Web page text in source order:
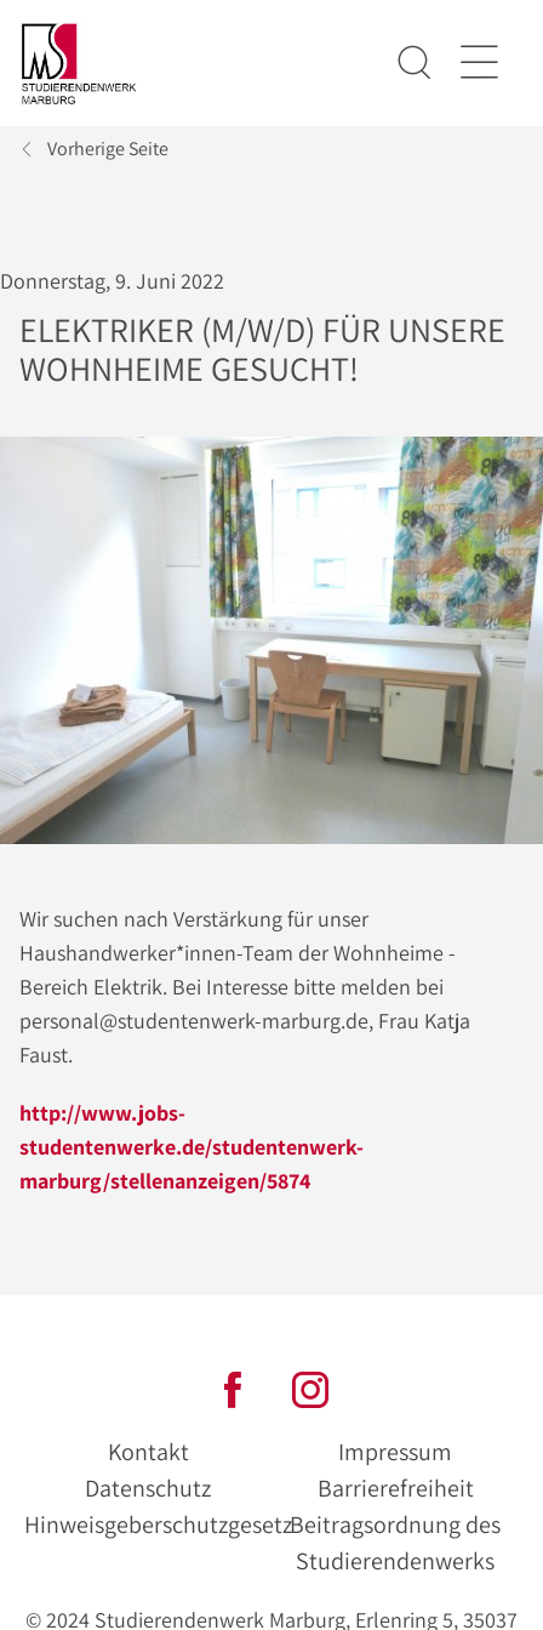
Vorherige Seite
Donnerstag, 9. Juni 2022
ELEKTRIKER (M/W/D) FÜR UNSERE
WOHNHEIME GESUCHT!
Wir suchen nach Verstärkung für unser
Haushandwerker*innen-Team der Wohnheime -
Bereich Elektrik. Bei Interesse bitte melden bei
personal@studentenwerk-marburg.de, Frau Katja
Faust.
http://www.jobs-
studentenwerke.de/studentenwerk-
marburg/stellenanzeigen/5874
Kontakt
Impressum
Datenschutz
Barrierefreiheit
HinweisgeberschutzgesetzBeitragsordnung des
Studierendenwerks
© 2024 Studierendenwerk Marburg, Erlenring 5, 35037